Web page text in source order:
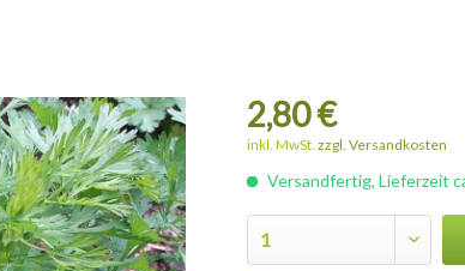
2,80 €
inkl. MwSt.zzgl. Versandkosten
Versandfertig, Lieferzeit